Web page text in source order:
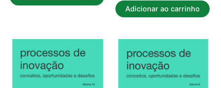
Adicionar ao carrinho